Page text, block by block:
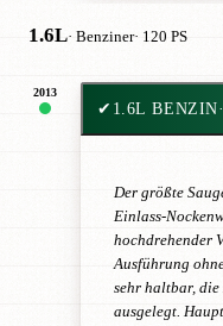
1.6L· Benziner· 120 PS
2013
✔ 1.6L BENZIN
Der größte
Einlass-
hochdrehender
Ausführung
sehr haltbar,
ausgelegt.